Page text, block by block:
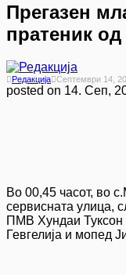
Прегазен
пратеник
Редакција Септември 14,
posted on 14. Сеп,
Во 00,45 часот, во
сервисната улица,
ПМВ Хундаи Туксон
Гевгелија и мопед